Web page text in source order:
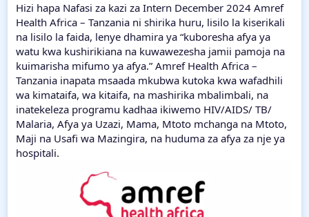
Hizi hapa Nafasi za kazi za Intern December 2024 Amref
Health Africa – Tanzania ni shirika huru, lisilo la kiserikali
na lisilo la faida, lenye dhamira ya “kuboresha afya ya
watu kwa kushirikiana na kuwawezesha jamii pamoja na
kuimarisha mifumo ya afya.” Amref Health Africa –
Tanzania inapata msaada mkubwa kutoka kwa wafadhili
wa kimataifa, wa kitaifa, na mashirika mbalimbali, na
inatekeleza programu kadhaa ikiwemo HIV/AIDS/ TB/
Malaria, Afya ya Uzazi, Mama, Mtoto mchanga na Mtoto,
Maji na Usafi wa Mazingira, na huduma za afya za nje ya
hospitali.